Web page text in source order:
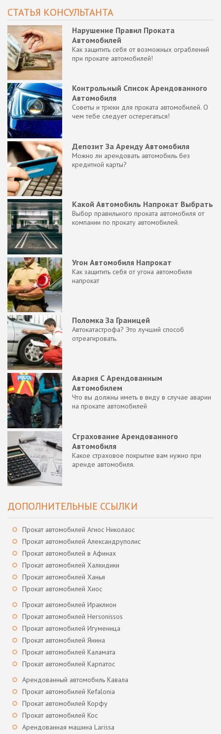
СТАТЬЯ КОНСУЛЬТАНТА
Нарушение Правил Проката
Автомобилей
Как защитить себя от возможных ограблений
при прокате автомобилей!
Контрольный Список Арендованного
Автомобиля
Советы и трюки для проката автомобилей. О
чем тебе следует остерегаться!
Депозит За Аренду Автомобиля
Можно ли арендовать автомобиль без
кредитной карты?
Какой Автомобиль Напрокат Выбрать
Выбор правильного проката автомобиля от
компании по прокату автомобилей.
Угон Автомобиля Напрокат
Как защитить себя от угона автомобиля
напрокат
Поломка За Границей
Автокатастрофа? Это лучший способ
отреагировать.
Авария С Арендованным
Автомобилем
Что вы должны иметь в виду в случае аварии
на прокате автомобилей
Страхование Арендованного
Автомобиля
Какое страховое покрытие вам нужно при
аренде автомобиля.
ДОПОЛНИТЕЛЬНЫЕ ССЫЛКИ
Прокат автомобилей Агиос Николаос
Прокат автомобилей Александруполис
Прокат автомобилей в Афинах
Прокат автомобилей Халкидики
Прокат автомобилей Ханья
Прокат автомобилей Хиос
Прокат автомобилей Ираклион
Прокат автомобилей Hersonissos
Прокат автомобилей Игуменица
Прокат автомобилей Янина
Прокат автомобилей Каламата
Прокат автомобилей Карпатос
Арендованный автомобиль Кавала
Прокат автомобилей Kefalonia
Прокат автомобилей Корфу
Прокат автомобилей Кос
Арендованная машина Larissa